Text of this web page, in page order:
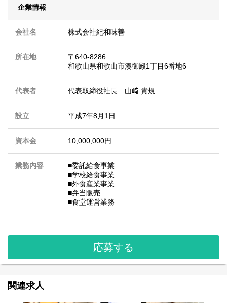
企業情報
会社名 株式会社紀和味善
所在地
〒640-8286
和歌山県和歌山市湊御殿1丁目6番地6
代表者 代表取締役社長 山﨑 貴規
設立 平成7年8月1日
資本金 10,000,000円
業務内容
■委託給食事業
■学校給食事業
■外食産業事業
■弁当販売
■食堂運営業務
応募する
関連求人